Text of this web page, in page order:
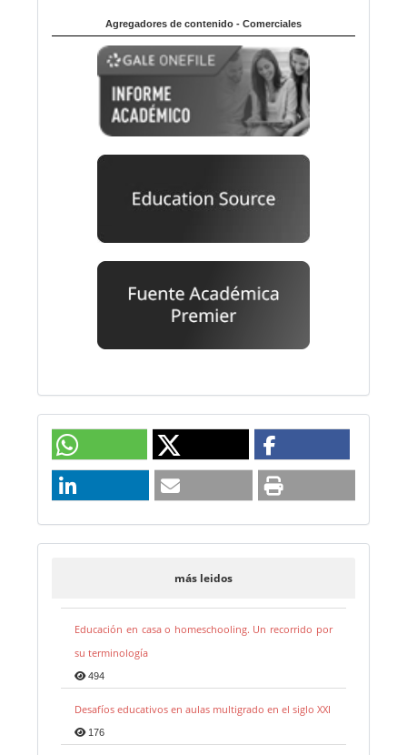
Agregadores de contenido - Comerciales
más leidos
Educación en casa o homeschooling. Un recorrido por
su terminología
494
Desafíos educativos en aulas multigrado en el siglo XXI
176